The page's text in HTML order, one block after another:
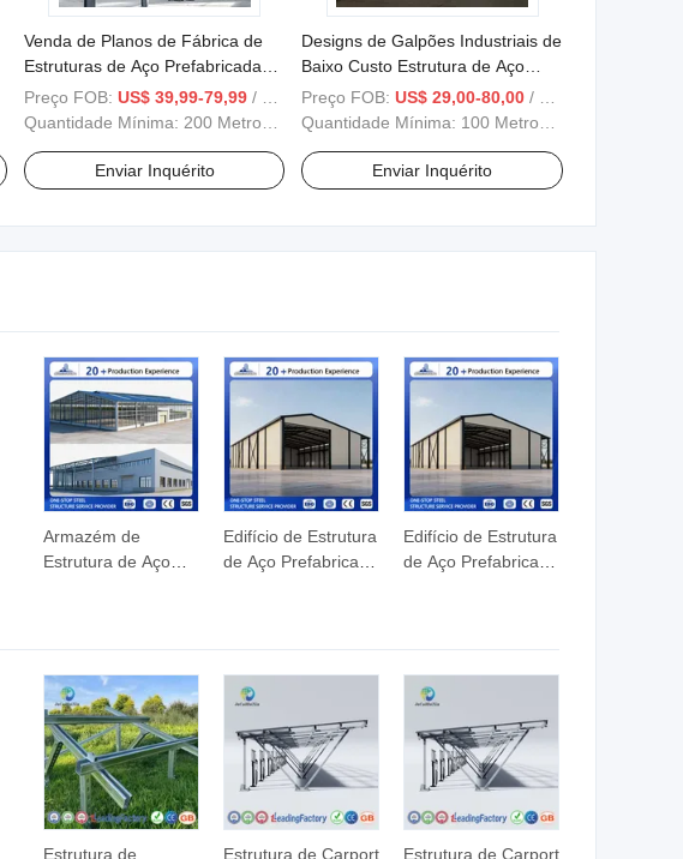
Venda de Planos de Fábrica de
Estruturas de Aço Prefabricadas
da China para Oficinas Industriais
Preço FOB: US$ 39,99-79,99 / Metro Quadrado
Quantidade Mínima: 200 Metros Quadrados
Enviar Inquérito
Designs de Galpões Industriais de
Baixo Custo Estrutura de Aço
Construção de Edifícios Metálicos
Preço FOB: US$ 29,00-80,00 / Metro Quadrado
Quantidade Mínima: 100 Metros Quadrados
Enviar Inquérito
Armazém de
Estrutura de Aço
Custo de
Manutenção
Edifício de Estrutura
de Aço Prefabricado
Edifício de Estrutura
de Aço Prefabricado
Estrutura de
Estrutura de Carport
Estrutura de Carport